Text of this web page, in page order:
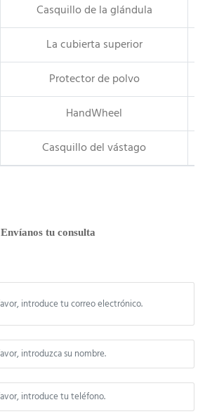
Casquillo de la glándula
La cubierta superior
Protector de polvo
HandWheel
Casquillo del vástago
Envíanos tu consulta